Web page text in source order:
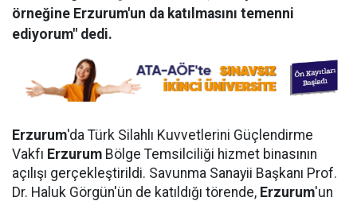
örneğine Erzurum'un da katılmasını temenni
ediyorum" dedi.
Erzurum'da Türk Silahlı Kuvvetlerini Güçlendirme
Vakfı Erzurum Bölge Temsilciliği hizmet binasının
açılışı gerçekleştirildi. Savunma Sanayii Başkanı Prof.
Dr. Haluk Görgün'ün de katıldığı törende, Erzurum'un